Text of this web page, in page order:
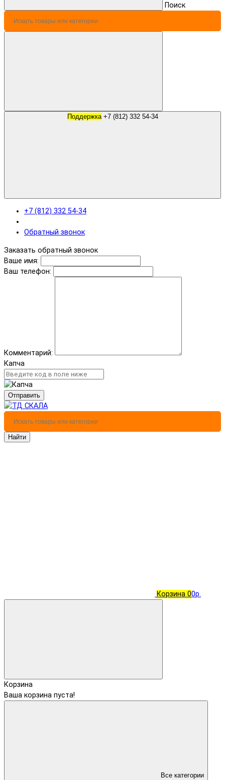
Поиск
Поддержка +7 (812) 332 54-34
+7 (812) 332 54-34
Обратный звонок
Заказать обратный звонок
Ваше имя:
Ваш телефон:
Комментарий:
Капча
Отправить
Найти
Корзина 00р.
Корзина
Ваша корзина пуста!
Все категории